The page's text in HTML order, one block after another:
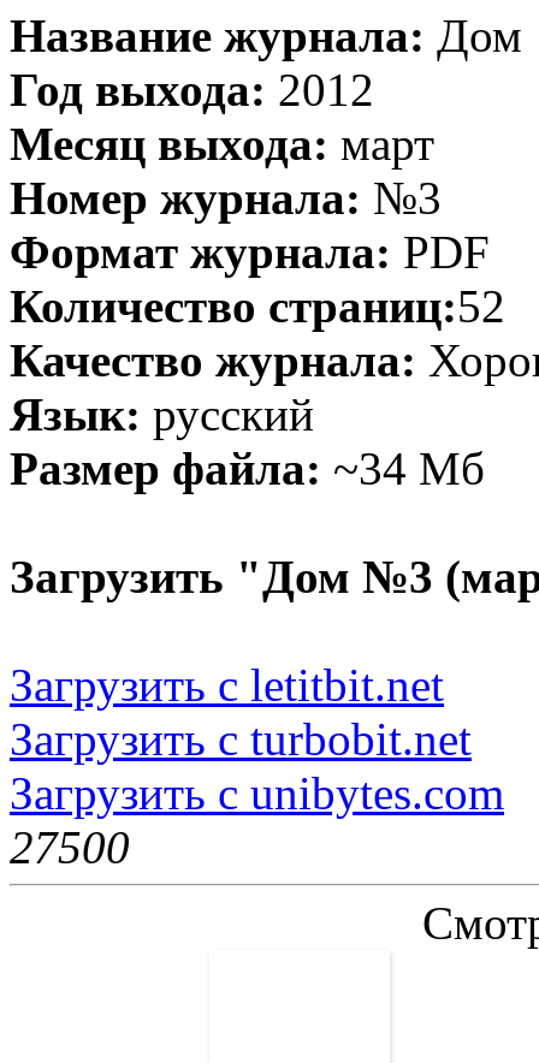
Название журнала: Дом
Год выхода: 2012
Месяц выхода: март
Номер журнала: №3
Формат журнала: PDF
Количество страниц:52
Качество журнала:
Язык: русский
Размер файла: ~34 Мб
Загрузить "Дом №3
Загрузить с letitbit.net
Загрузить с turbobit.net
Загрузить с unibytes.com
27500